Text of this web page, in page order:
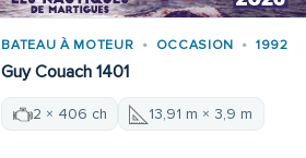
BATEAU À MOTEUR OCCASION 1992
Guy Couach 1401
2 × 406 ch 13,91 m × 3,9 m